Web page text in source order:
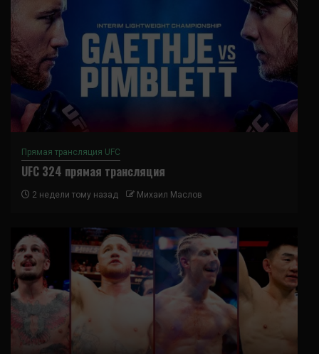
Прямая трансляция UFC
UFC 324 прямая трансляция
2 недели тому назад Михаил Маслов